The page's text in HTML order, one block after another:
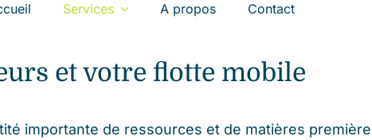
Services A propos Contact
et votre flotte mobile
importante de ressources et de matières